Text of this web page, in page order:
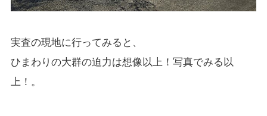
実査の現地に行ってみると、
ひまわりの大群の迫力は想像以上！写真でみる以
上！。